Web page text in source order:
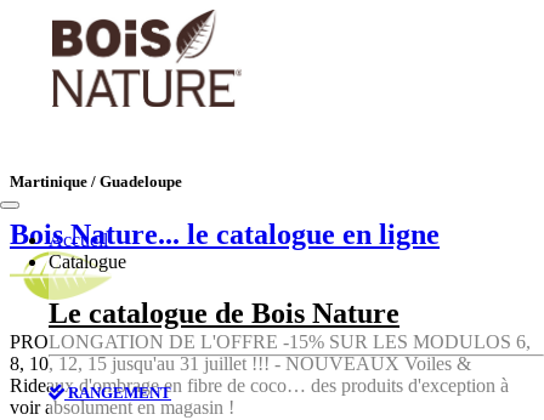
Martinique / Guadeloupe
Bois Nature... le catalogue en ligne
PROLONGATION DE L'OFFRE -15% SUR LES MODULOS 6,
8, 10, 12, 15 jusqu'au 31 juillet !!! - NOUVEAUX Voiles &
Rideaux d'ombrage en fibre de coco… des produits d'exception à
voir absolument en magasin !
Accueil
Catalogue
Le catalogue de Bois Nature
RANGEMENT